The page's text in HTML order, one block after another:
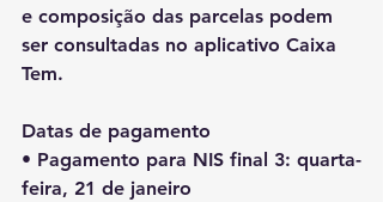
e composição das parcelas podem
ser consultadas no aplicativo Caixa
Tem.
Datas de pagamento
• Pagamento para NIS final 3: quarta-
feira, 21 de janeiro